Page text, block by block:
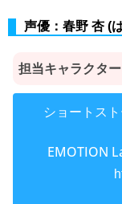
声優：春野 杏 (
担当キャラクタ
ショートス
EMOTION